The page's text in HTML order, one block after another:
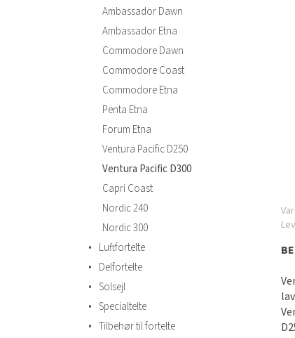
Ambassador Dawn
Ambassador Etna
Commodore Dawn
Commodore Coast
Commodore Etna
Penta Etna
Forum Etna
Ventura Pacific D250
Ventura Pacific D300
Capri Coast
Nordic 240
Nordic 300
• Luftfortelte
• Delfortelte
• Solsejl
• Specialtelte
• Tilbehør til fortelte